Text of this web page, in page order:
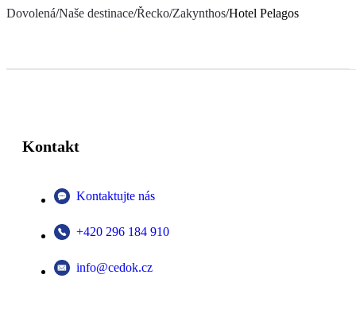
Dovolená/Naše destinace/Řecko/Zakynthos/Hotel Pelagos
Kontakt
Kontaktujte nás
+420 296 184 910
info@cedok.cz